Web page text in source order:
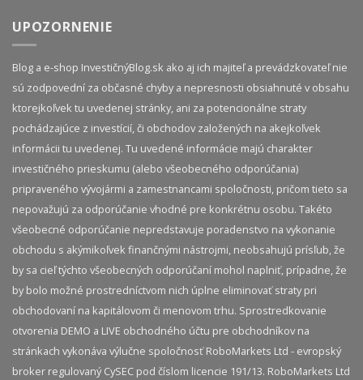
UPOZORNENIE
Blog a e-shop InvestičnýBlog.sk ako aj ich majiteľ a prevádzkovateľ nie
sú zodpovední za občasné chyby a nepresnosti obsiahnuté v obsahu
ktorejkoľvek tu uvedenej stránky, ani za potencionálne straty
pochádzajúce z investícií, či obchodov založených na akejkoľvek
informácii tu uvedenej. Tu uvedené informácie majú charakter
investičného prieskumu (alebo všeobecného odporúčania)
pripraveného vývojármi a zamestnancami spoločnosti, pričom tieto sa
nepovažujú za odporúčanie vhodné pre konkrétnu osobu. Takéto
všeobecné odporúčanie nepredstavuje poradenstvo na vykonanie
obchodu s akýmikoľvek finančnými nástrojmi, neobsahujú prísľub, že
by sa cieľ týchto všeobecných odporúčaní mohol naplniť, prípadne, že
by bolo možné prostredníctvom nich úplne eliminovať straty pri
obchodovaní na kapitálovom či menovom trhu. Sprostredkovanie
otvorenia DEMO a LIVE obchodného účtu pre obchodníkov na
stránkach vykonáva výlučne spoločnosť RoboMarkets Ltd - evropský
broker regulovaný CySEC pod číslom licencie 191/13. RoboMarkets Ltd